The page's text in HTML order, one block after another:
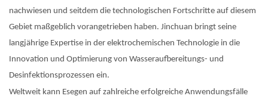
nachwiesen und seitdem die technologischen Fortschritte auf diesem
Gebiet maßgeblich vorangetrieben haben. Jinchuan bringt seine
langjährige Expertise in der elektrochemischen Technologie in die
Innovation und Optimierung von Wasseraufbereitungs- und
Desinfektionsprozessen ein.
Weltweit kann Esegen auf zahlreiche erfolgreiche Anwendungsfälle